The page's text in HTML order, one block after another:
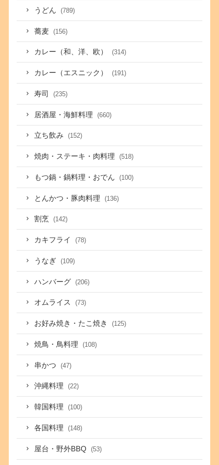
うどん (789)
蕎麦 (156)
カレー（和、洋、欧） (314)
カレー（エスニック） (191)
寿司 (235)
居酒屋・海鮮料理 (660)
立ち飲み (152)
焼肉・ステーキ・肉料理 (518)
もつ鍋・鍋料理・おでん (100)
とんかつ・豚肉料理 (136)
割烹 (142)
カキフライ (78)
うなぎ (109)
ハンバーグ (206)
オムライス (73)
お好み焼き・たこ焼き (125)
焼鳥・鳥料理 (108)
串かつ (47)
沖縄料理 (22)
韓国料理 (100)
各国料理 (148)
屋台・野外BBQ (53)